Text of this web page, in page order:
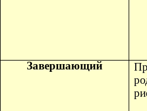
Завершающий